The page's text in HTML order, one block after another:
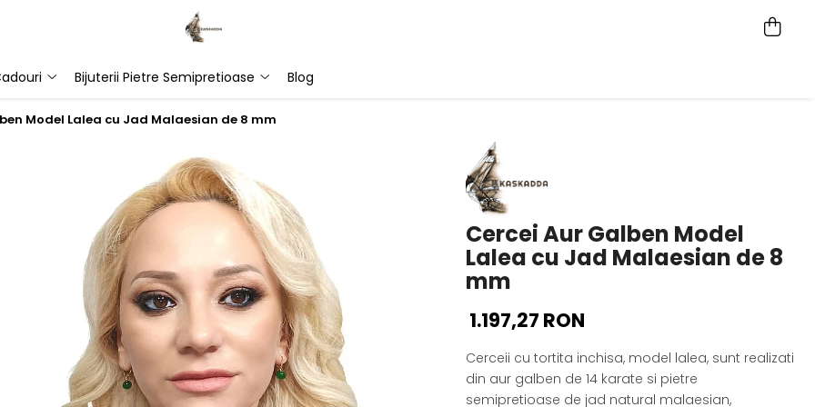
Bijuterii Pietre Semipretioase Blog
Model Lalea cu Jad Malaesian de 8 mm
Cercei Aur Galben Model
Lalea cu Jad Malaesian de 8
mm
1.197,27 RON
Cerceii cu tortita inchisa, model lalea, sunt realizati
din aur galben de 14 karate si pietre
semipretioase de jad natural malaesian,